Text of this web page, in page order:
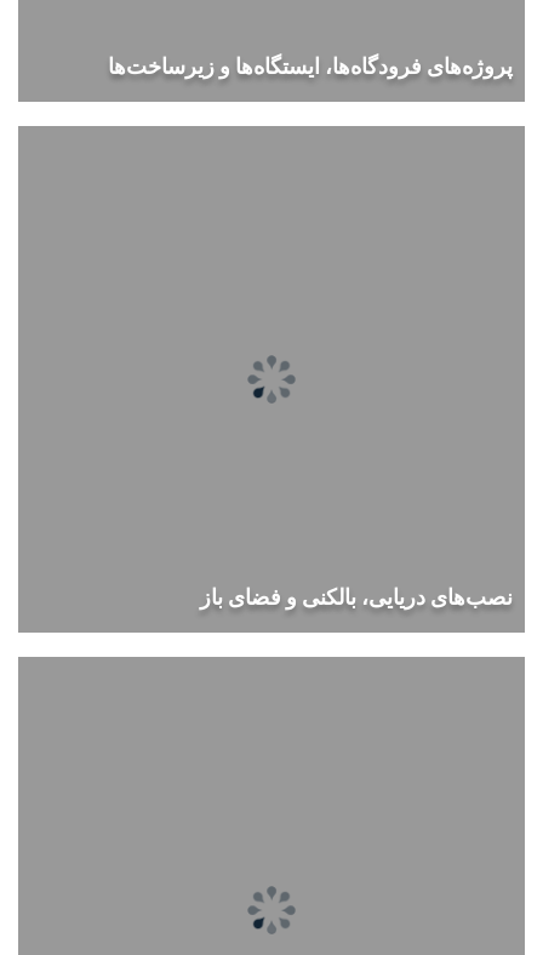
پروژه‌های فرودگاه‌ها، ایستگاه‌ها و زیرساخت‌ها
نصب‌های دریایی، بالکنی و فضای باز